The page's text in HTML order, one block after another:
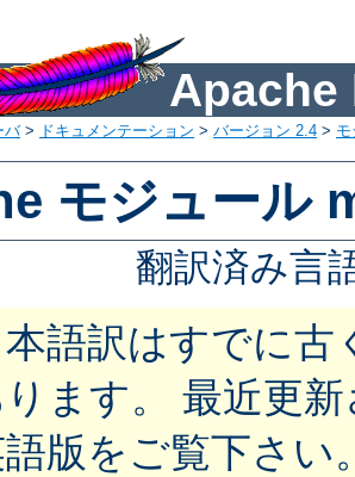
Apache
バ> ドキュメンテーション > バージョン 2.4 >
モジュール
翻訳済み言
語訳はすでに古
ます。 最近更
版をご覧下さい